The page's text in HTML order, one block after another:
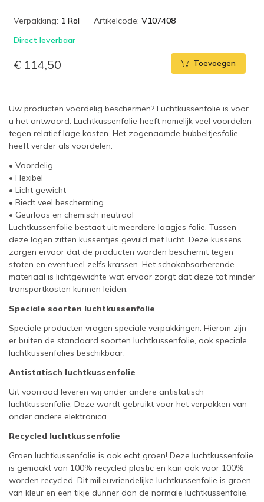
Verpakking: 1 Rol Artikelcode: V107408
Direct leverbaar
€ 114,50 Toevoegen
Uw producten voordelig beschermen? Luchtkussenfolie is voor
u het antwoord. Luchtkussenfolie heeft namelijk veel voordelen
tegen relatief lage kosten. Het zogenaamde bubbeltjesfolie
heeft verder als voordelen:
• Voordelig
• Flexibel
• Licht gewicht
• Biedt veel bescherming
• Geurloos en chemisch neutraal
Luchtkussenfolie bestaat uit meerdere laagjes folie. Tussen
deze lagen zitten kussentjes gevuld met lucht. Deze kussens
zorgen ervoor dat de producten worden beschermt tegen
stoten en eventueel zelfs krassen. Het schokabsorberende
materiaal is lichtgewichte wat ervoor zorgt dat deze tot minder
transportkosten kunnen leiden.
Speciale soorten luchtkussenfolie
Speciale producten vragen speciale verpakkingen. Hierom zijn
er buiten de standaard soorten luchtkussenfolie, ook speciale
luchtkussenfolies beschikbaar.
Antistatisch luchtkussenfolie
Uit voorraad leveren wij onder andere antistatisch
luchtkussenfolie. Deze wordt gebruikt voor het verpakken van
onder andere elektronica.
Recycled luchtkussenfolie
Groen luchtkussenfolie is ook echt groen! Deze luchtkussenfolie
is gemaakt van 100% recycled plastic en kan ook voor 100%
worden recycled. Dit milieuvriendelijke luchtkussenfolie is groen
van kleur en een tikje dunner dan de normale luchtkussenfolie.